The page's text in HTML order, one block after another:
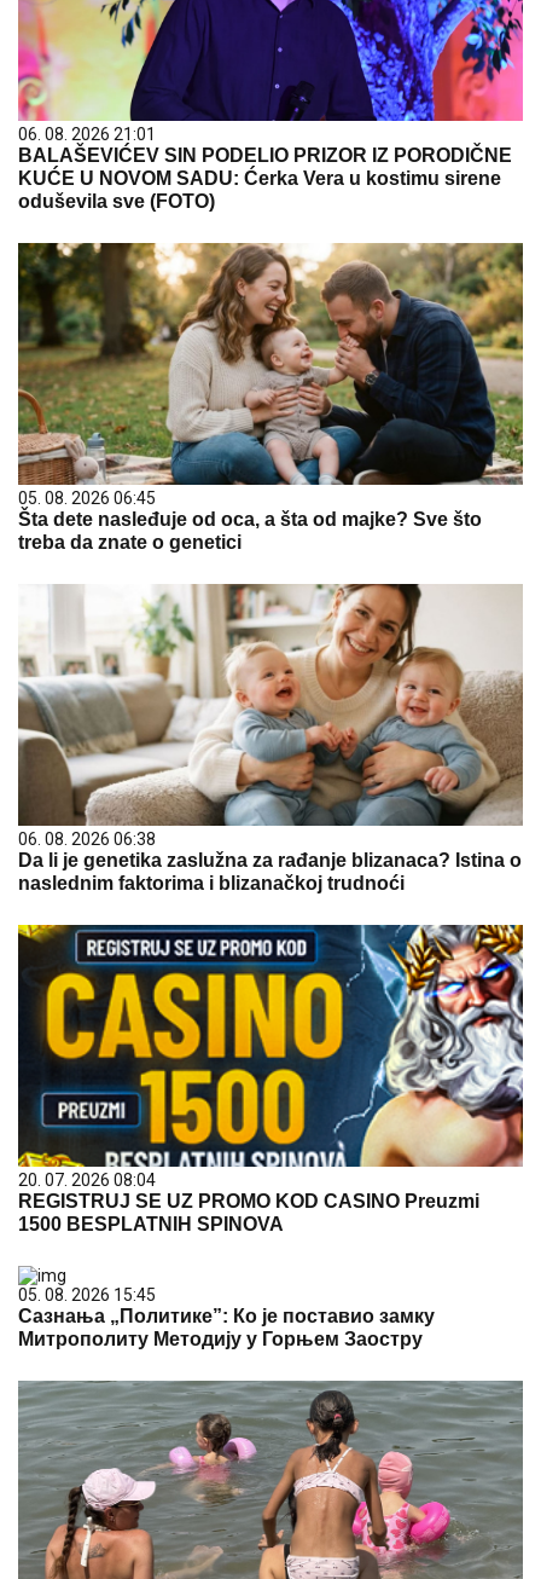
06. 08. 2026 21:01
BALAŠEVIĆEV SIN PODELIO PRIZOR IZ PORODIČNE
KUĆE U NOVOM SADU: Ćerka Vera u kostimu sirene
oduševila sve (FOTO)
05. 08. 2026 06:45
Šta dete nasleđuje od oca, a šta od majke? Sve što
treba da znate o genetici
06. 08. 2026 06:38
Da li je genetika zaslužna za rađanje blizanaca? Istina o
naslednim faktorima i blizanačkoj trudnoći
20. 07. 2026 08:04
REGISTRUJ SE UZ PROMO KOD CASINO Preuzmi
1500 BESPLATNIH SPINOVA
05. 08. 2026 15:45
Сазнања „Политике”: Ко је поставио замку
Митрополиту Методију у Горњем Заостру